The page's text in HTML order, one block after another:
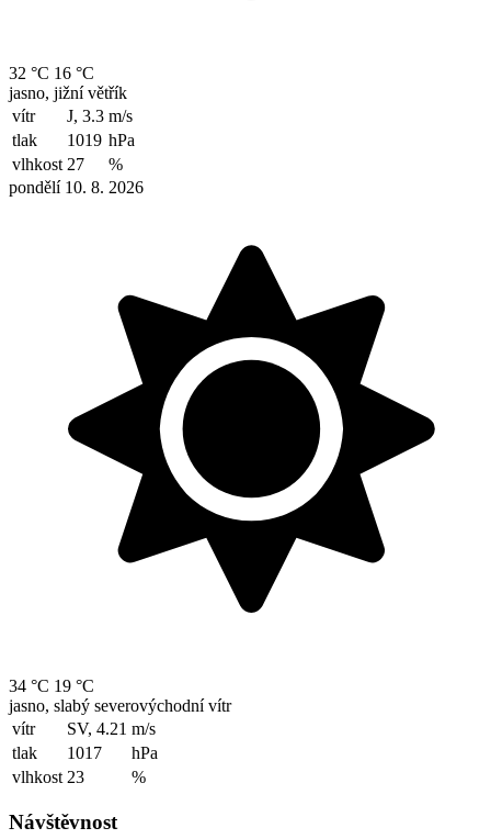
32 °C 16 °C
jasno, jižní větřík
vítr
J, 3.3 m/s
tlak
1019 hPa
vlhkost 27
%
pondělí 10. 8. 2026
34 °C 19 °C
jasno, slabý severovýchodní vítr
vítr
SV, 4.21 m/s
tlak
1017
hPa
vlhkost 23 %
Návštěvnost